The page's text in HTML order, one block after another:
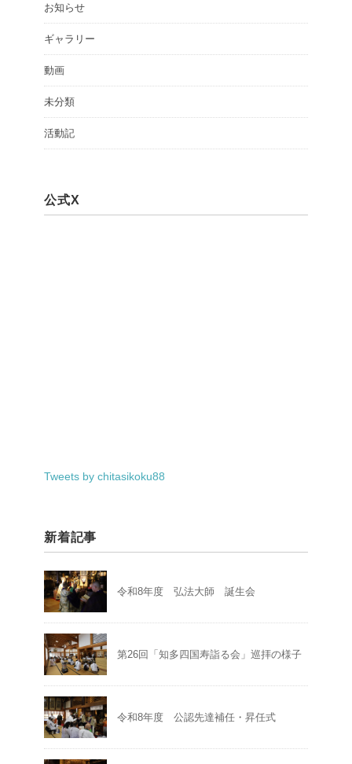
お知らせ
ギャラリー
動画
未分類
活動記
公式X
Tweets by chitasikoku88
新着記事
令和8年度 弘法大師 誕生会
第26回「知多四国寿詣る会」巡拝の様子
令和8年度 公認先達補任・昇任式